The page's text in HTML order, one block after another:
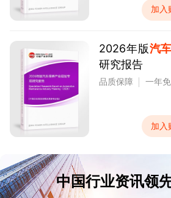
加入
2026年版汽
研究报告
品质保障 一年
加入
中国行业资讯领